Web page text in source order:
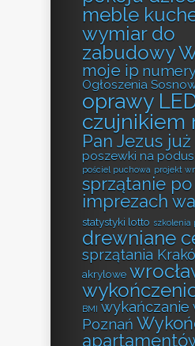
meble
wymiar do
zabudowy
moje ip
Ogłoszenia
oprawy
czujnikiem
Pan Jezus
poszewki na
pościel puchowa projekt
sprzątanie po
imprezach
statystyki lotto szkolenia
drewniane
sprzątania
akrylowe
BMI wykańczanie
Poznań